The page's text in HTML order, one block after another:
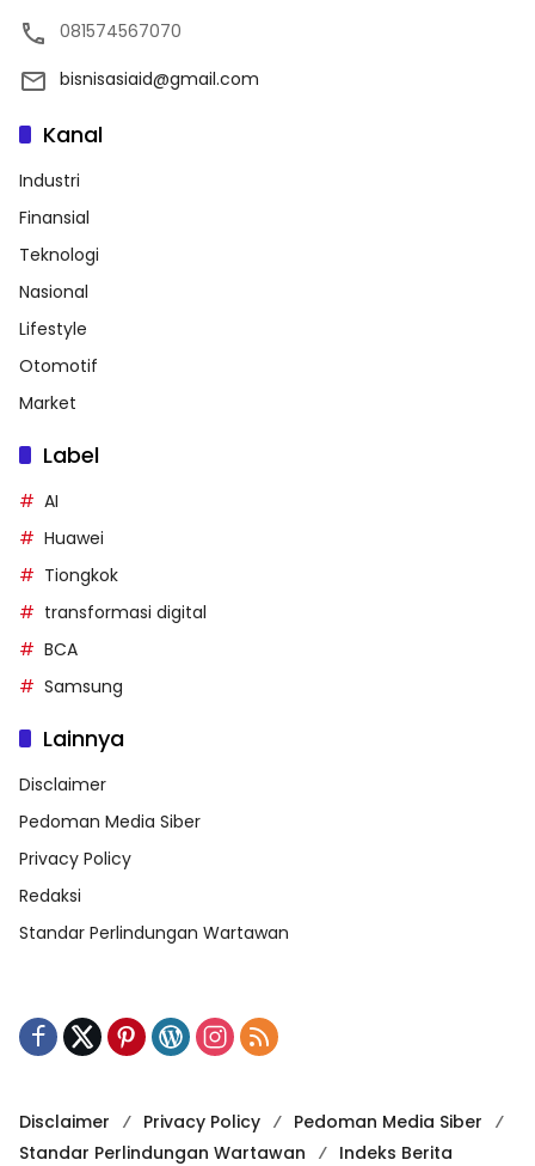
081574567070
bisnisasiaid@gmail.com
Kanal
Industri
Finansial
Teknologi
Nasional
Lifestyle
Otomotif
Market
Label
AI
Huawei
Tiongkok
transformasi digital
BCA
Samsung
Lainnya
Disclaimer
Pedoman Media Siber
Privacy Policy
Redaksi
Standar Perlindungan Wartawan
Disclaimer Privacy Policy
Pedoman Media Siber
Standar Perlindungan Wartawan
Indeks Berita